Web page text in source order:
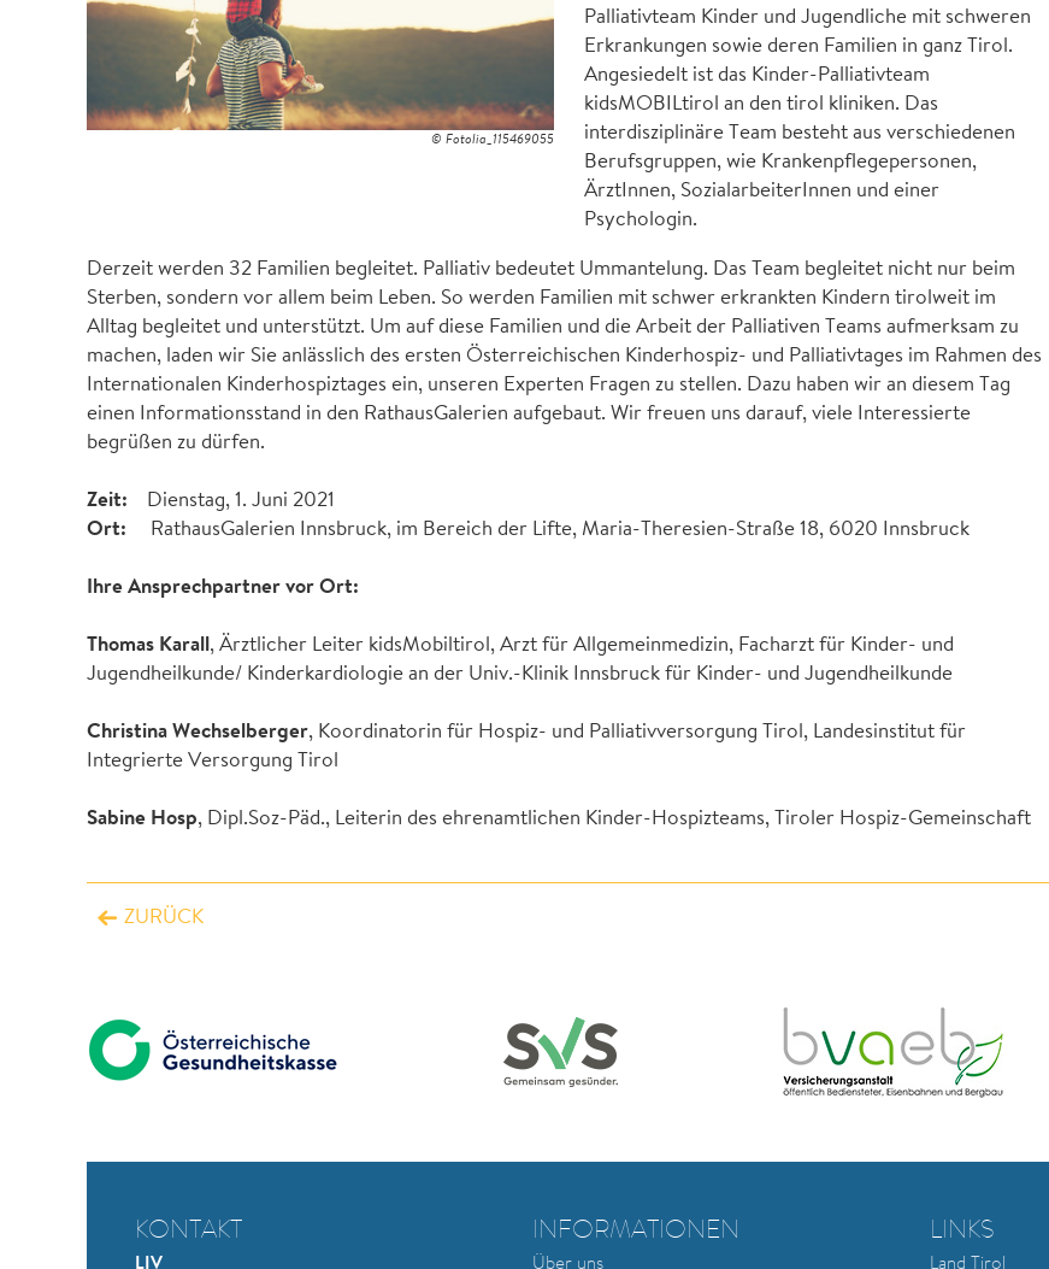
© Fotolia_115469055
Palliativteam Kinder und Jugendliche mit schweren
Erkrankungen sowie deren Familien in ganz Tirol.
Angesiedelt ist das Kinder-Palliativteam
kidsMOBILtirol an den tirol kliniken. Das
interdisziplinäre Team besteht aus verschiedenen
Berufsgruppen, wie Krankenpflegepersonen,
ÄrztInnen, SozialarbeiterInnen und einer
Psychologin.
Derzeit werden 32 Familien begleitet. Palliativ bedeutet Ummantelung. Das Team begleitet nicht nur beim
Sterben, sondern vor allem beim Leben. So werden Familien mit schwer erkrankten Kindern tirolweit im
Alltag begleitet und unterstützt. Um auf diese Familien und die Arbeit der Palliativen Teams aufmerksam zu
machen, laden wir Sie anlässlich des ersten Österreichischen Kinderhospiz- und Palliativtages im Rahmen des
Internationalen Kinderhospiztages ein, unseren Experten Fragen zu stellen. Dazu haben wir an diesem Tag
einen Informationsstand in den RathausGalerien aufgebaut. Wir freuen uns darauf, viele Interessierte
begrüßen zu dürfen.
Zeit: Dienstag, 1. Juni 2021
Ort:
RathausGalerien Innsbruck, im Bereich der Lifte, Maria-Theresien-Straße 18, 6020 Innsbruck
Ihre Ansprechpartner vor Ort:
Thomas Karall , Ärztlicher Leiter kidsMobiltirol, Arzt für Allgemeinmedizin, Facharzt für Kinder- und
Jugendheilkunde/ Kinderkardiologie an der Univ.-Klinik Innsbruck für Kinder- und Jugendheilkunde
Christina Wechselberger, Koordinatorin für Hospiz- und Palliativversorgung Tirol, Landesinstitut für
Integrierte Versorgung Tirol
Sabine Hosp, Dipl.Soz-Päd., Leiterin des ehrenamtlichen Kinder-Hospizteams, Tiroler Hospiz-Gemeinschaft
ZURÜCK
KONTAKT
LIV
INFORMATIONEN
Über uns
LINKS
Land Tirol